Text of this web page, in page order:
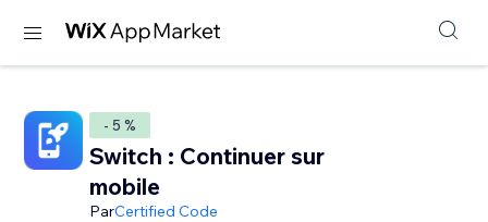
- 5 %
Switch : Continuer sur
mobile
ParCertified Code